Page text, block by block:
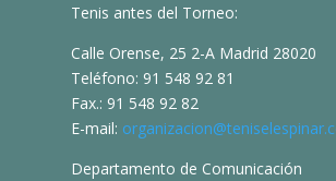
Tenis antes del Torneo:
Calle Orense, 25 2-A Madrid 28020
Teléfono: 91 548 92 81
Fax.: 91 548 92 82
E-mail:
Departamento de Comunicación